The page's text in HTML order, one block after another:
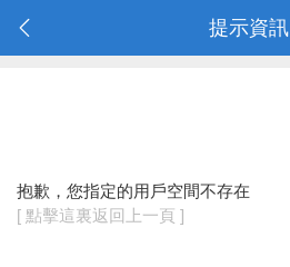
提示資訊
抱歉，您指定的用戶空間不存在
[ 點擊這裏返回上一頁 ]